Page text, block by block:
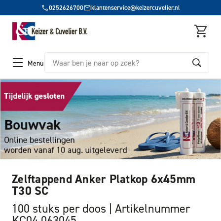
0252626700 klantenservice@keizercuvelier.nl
Menu Zoeken
Zelftappend Anker Platkop 6x45mm
T30 SC
100 stuks per doos
Artikelnummer